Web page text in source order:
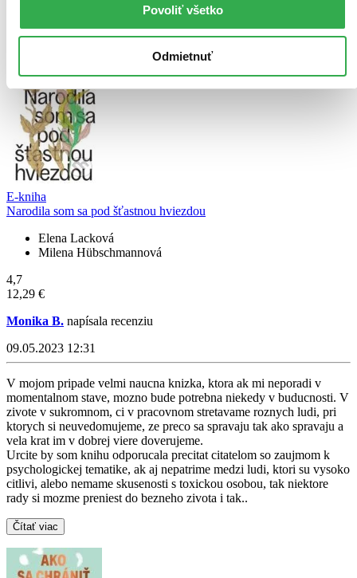
Povoliť všetko
Odmietnuť
E-kniha
Narodila som sa pod šťastnou hviezdou
Elena Lacková
Milena Hübschmannová
4,7
12,29 €
Monika B. napísala recenziu
09.05.2023 12:31
V mojom pripade velmi naucna knizka, ktora ak mi neporadi v
momentalnom stave, mozno bude potrebna niekedy v buducnosti. V
zivote v sukromnom, ci v pracovnom stretavame roznych ludi, pri
ktorych si neuvedomujeme, ze preco sa spravaju tak ako spravaju a
vela krat im v dobrej viere doverujeme.
Urcite by som knihu odporucala precitat citatelom so zaujmom k
psychologickej tematike, ak aj nepatrime medzi ludi, ktori su vysoko
citlivi, alebo nemame skusenosti s toxickou osobou, tak niektore
rady si mozme preniest do bezneho zivota i tak..
Čítať viac